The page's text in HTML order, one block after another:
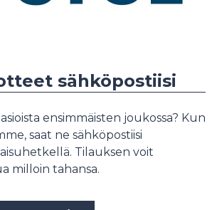
sähköpostiisi
ensimmäisten joukossa? Kun
saat ne sähköpostiisi
Tilauksen voit
milloin tahansa.